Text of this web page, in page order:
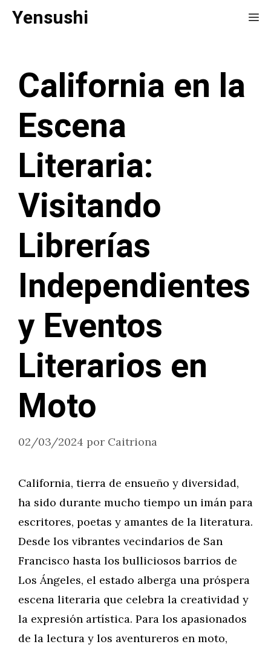
SaltarYensushi
California en la
Escena
Literaria:
Visitando
Librerías
Independientes
y Eventos
Literarios en
Moto
02/03/2024 por Caitriona
California, tierra de ensueño y diversidad,
ha sido durante mucho tiempo un imán para
escritores, poetas y amantes de la literatura.
Desde los vibrantes vecindarios de San
Francisco hasta los bulliciosos barrios de
Los Ángeles, el estado alberga una próspera
escena literaria que celebra la creatividad y
la expresión artística. Para los apasionados
de la lectura y los aventureros en moto,